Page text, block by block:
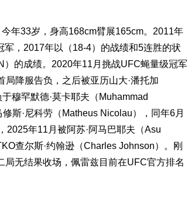
年33岁，身高168cm臂展165cm。2011年
，2017年以（18-4）的战绩和5连胜的状
的成绩。2020年11月挑战UFC蝇量级冠军
降服告负，之后被亚历山大·潘托加
穆罕默德·莫卡耶夫（Muhammad
斯·尼科劳（Matheus Nicolau），同年6月
2025年11月被阿苏·阿马巴耶夫（Asu
查尔斯·约翰逊（Charles Johnson）。刚
无结果收场，佩雷兹目前在UFC官方排名